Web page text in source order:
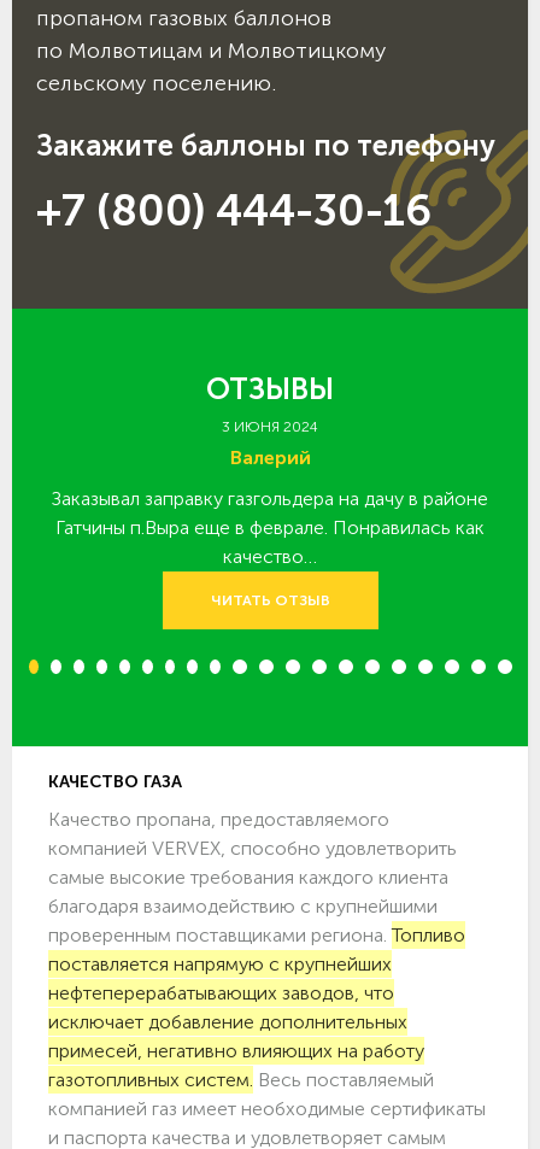
пропаном газовых баллонов
по Молвотицам и Молвотицкому
сельскому поселению.
Закажите баллоны по телефону
+7 (800) 444-30-16
ОТЗЫВЫ
3 ИЮНЯ 2024
Валерий
Заказывал заправку газгольдера на дачу в районе
Гатчины п.Выра еще в феврале. Понравилась как
качество…
ЧИТАТЬ ОТЗЫВ
1 2 3 4 5 6 7 8 9 10 11 12 13 14 15 16 17 18 19 20
КАЧЕСТВО ГАЗА
Качество пропана, предоставляемого
компанией VERVEX, способно удовлетворить
самые высокие требования каждого клиента
благодаря взаимодействию с крупнейшими
проверенным поставщиками региона.Топливо
поставляется напрямую с крупнейших
нефтеперерабатывающих заводов, что
исключает добавление дополнительных
примесей, негативно влияющих на работу
газотопливных систем. Весь поставляемый
компанией газ имеет необходимые сертификаты
и паспорта качества и удовлетворяет самым